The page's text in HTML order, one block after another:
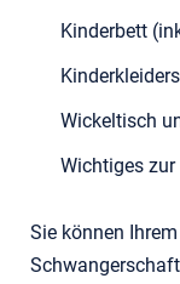
Kinderbett
Wickeltisch
Wichtiges zur
Sie können